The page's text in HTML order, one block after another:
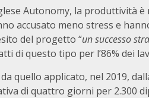
Autonomy, la produttività è
accusato meno stress e
del progetto “un successo
di questo tipo per l’86% dei
quello applicato, nel 2019,
di quattro giorni per 2.300